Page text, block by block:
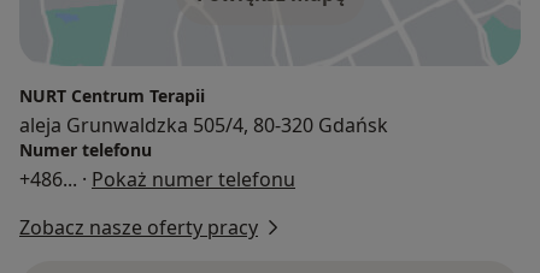
NURT Centrum Terapii
aleja Grunwaldzka 505/4, 80-320 Gdańsk
Numer telefonu
+486... · Pokaż numer telefonu
Zobacz nasze oferty pracy